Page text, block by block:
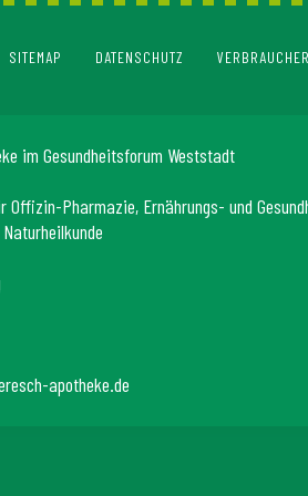
SITEMAP DATENSCHUTZ
im Gesundheitsforum Weststadt
Offizin-Pharmazie, Ernährungs- und
apotheke.de